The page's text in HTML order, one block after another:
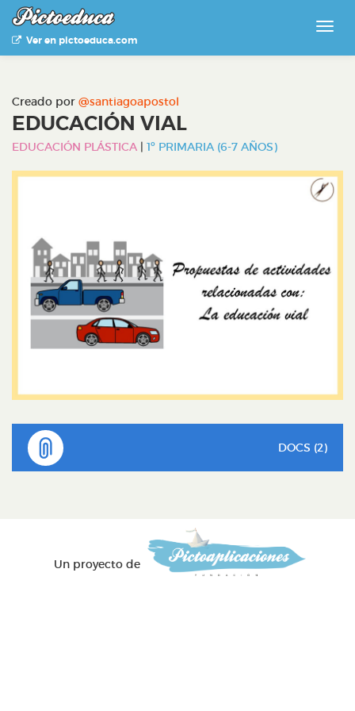
Ver en pictoeduca.com
Creado por @santiagoapostol
EDUCACIÓN VIAL
EDUCACIÓN PLÁSTICA | 1º PRIMARIA (6-7 AÑOS)
DOCS (2)
Un proyecto de